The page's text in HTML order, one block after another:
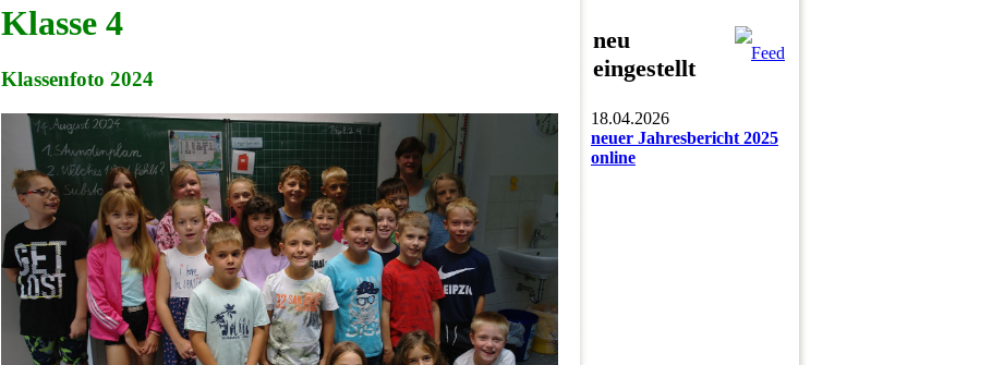
Klasse 4
Klassenfoto 2024
neu
eingestellt
18.04.2026
neuer Jahresbericht 2025
online